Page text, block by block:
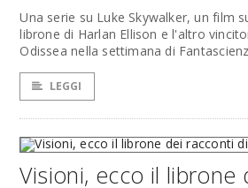
Una serie su Luke Skywalker, un film
librone di Harlan Ellison e l'altro
Odissea nella settimana di
LEGGI
Visioni, ecco il librone